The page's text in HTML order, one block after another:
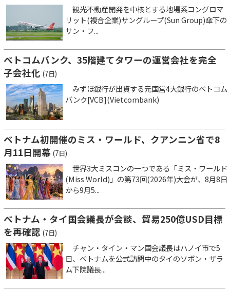
観光不動産開発を中核とする地場系コングロマ
リット(複合企業)サングループ(Sun Group)傘下の
サン・フ...
ベトコムバンク、35階建てタワーの運営会社を完全
子会社化 (7日)
みずほ銀行が出資する元国営4大銀行のベトコム
バンク[VCB](Vietcombank)
ベトナム初開催のミス・ワールド、クアンニン省で8
月11日開幕 (7日)
世界3大ミスコンの一つである「ミス・ワールド
(Miss World)」の第73回(2026年)大会が、8月8日
から9月5...
ベトナム・タイ国会議長が会談、貿易250億USD目標
を再確認 (7日)
チャン・タイン・マン国会議長はハノイ市で5
日、ベトナムを公式訪問中のタイのソポン・ザラ
ム下院議長...